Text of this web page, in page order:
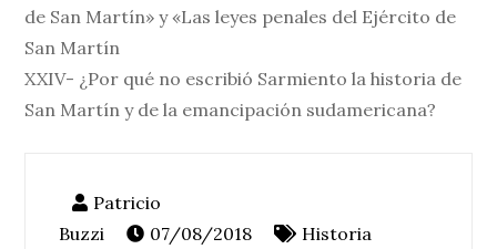
de San Martín» y «Las leyes penales del Ejército de
San Martín
XXIV- ¿Por qué no escribió Sarmiento la historia de
San Martín y de la emancipación sudamericana?
07/08/2018
Historia